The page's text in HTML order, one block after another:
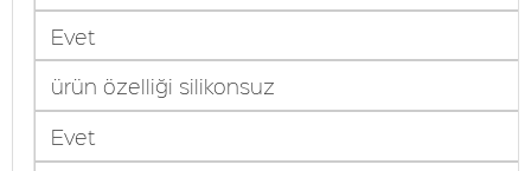
Evet
ürün özelliği silikonsuz
Evet